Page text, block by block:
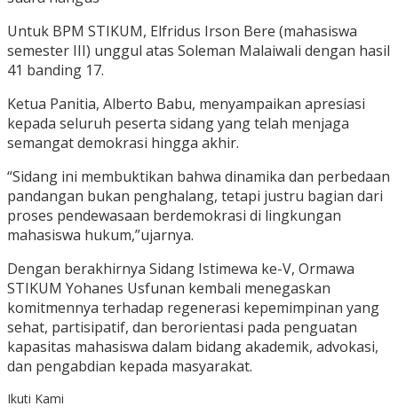
Untuk BPM STIKUM, Elfridus Irson Bere (mahasiswa
semester III) unggul atas Soleman Malaiwali dengan hasil
41 banding 17.
Ketua Panitia, Alberto Babu, menyampaikan apresiasi
kepada seluruh peserta sidang yang telah menjaga
semangat demokrasi hingga akhir.
“Sidang ini membuktikan bahwa dinamika dan perbedaan
pandangan bukan penghalang, tetapi justru bagian dari
proses pendewasaan berdemokrasi di lingkungan
mahasiswa hukum,”ujarnya.
Dengan berakhirnya Sidang Istimewa ke-V, Ormawa
STIKUM Yohanes Usfunan kembali menegaskan
komitmennya terhadap regenerasi kepemimpinan yang
sehat, partisipatif, dan berorientasi pada penguatan
kapasitas mahasiswa dalam bidang akademik, advokasi,
dan pengabdian kepada masyarakat.
Ikuti Kami